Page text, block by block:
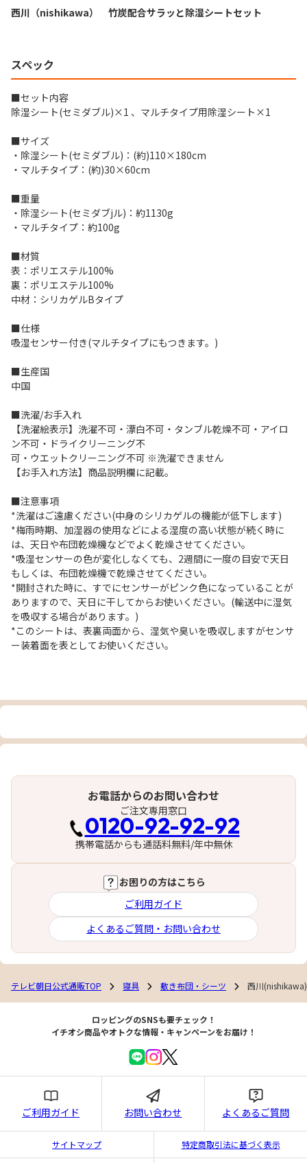
西川（nishikawa） 竹炭配合サラッと除湿シートセット
スペック
■セット内容
除湿シート(セミダブル)×1 、マルチタイプ用除湿シート×1
■サイズ
・除湿シート(セミダブル)：(約)110×180cm
・マルチタイプ：(約)30×60cm
■重量
・除湿シート(セミダブjル)：約1130g
・マルチタイプ：約100g
■材質
表：ポリエステル100%
裏：ポリエステル100%
中材：シリカゲルBタイプ
■仕様
吸湿センサー付き(マルチタイプにもつきます。)
■生産国
中国
■洗濯/お手入れ
【洗濯絵表示】洗濯不可・漂白不可・タンブル乾燥不可・アイロ
ン不可・ドライクリーニング不
可・ウエットクリーニング不可 ※洗濯できません
【お手入れ方法】商品説明欄に記載。
■注意事項
*洗濯はご遠慮ください(中身のシリカゲルの機能が低下します)
*梅雨時期、加湿器の使用などによる湿度の高い状態が続く時に
は、天日や布団乾燥機などでよく乾燥させてください。
*吸湿センサーの色が変化しなくても、2週間に一度の目安で天日
もしくは、布団乾燥機で乾燥させてください。
*開封された時に、すでにセンサーがピンク色になっていることが
ありますので、天日に干してからお使いください。(輸送中に湿気
を吸収する場合があります。)
*このシートは、表裏両面から、湿気や臭いを吸収しますがセンサ
ー装着面を表としてお使いください。
お電話からのお問い合わせ
ご注文専用窓口
0120-92-92-92
携帯電話からも通話料無料/年中無休
お困りの方はこちら
ご利用ガイド
よくあるご質問・お問い合わせ
テレビ朝日公式通販TOP 寝具 敷き布団・シーツ 西川
ロッピングのSNSも要チェック！
イチオシ商品やオトクな情報・キャンペーンをお届け！
ご利用ガイド お問い合わせ よくあるご質問
サイトマップ 特定商取引法に基づく表示